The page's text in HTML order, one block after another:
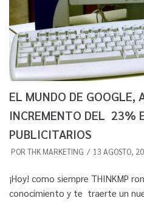
EL MUNDO DE GOOGLE,
INCREMENTO DEL 23%
PUBLICITARIOS
POR THK MARKETING 13 AGOSTO,
¡Hoy! como siempre THINKMP
conocimiento y te traerte un